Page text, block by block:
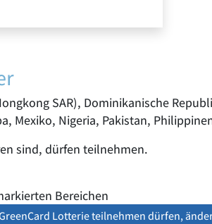
SAR), Dominikanische
Mexiko, Nigeria, Pakistan,
sind, dürfen teilnehmen.
Lotterie teilnehmen dürfen,